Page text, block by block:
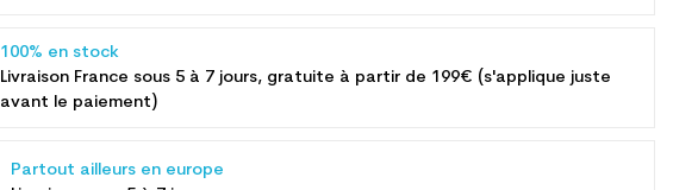
100% en stock
Livraison France sous 5 à 7 jours, gratuite à partir de 199€ (s'applique juste
avant le paiement)
Partout ailleurs en europe